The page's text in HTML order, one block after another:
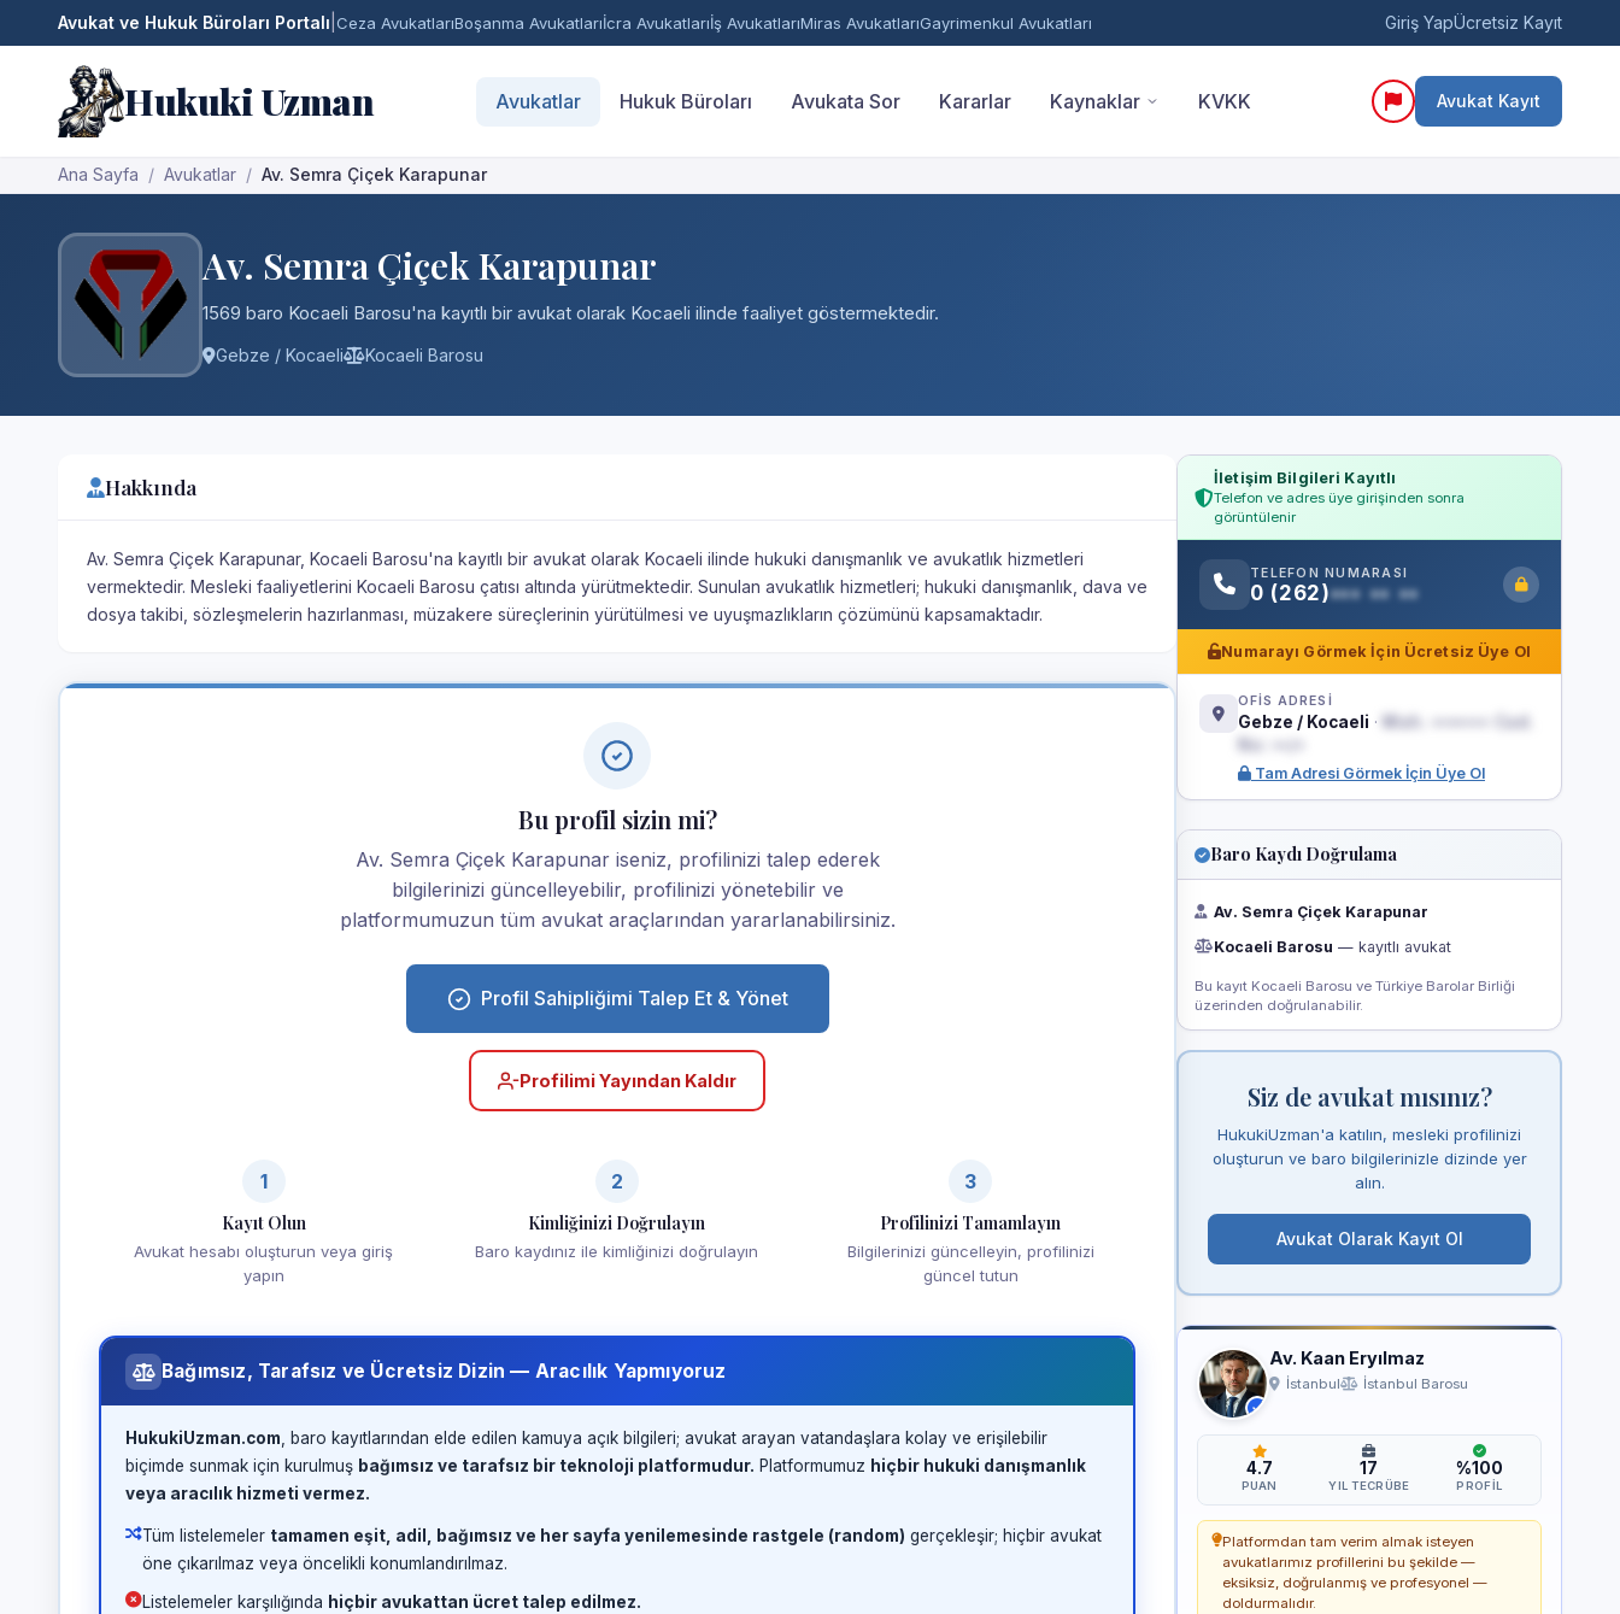
Avukat ve Hukuk Büroları Portalı Ceza AvukatlarıBoşanma Avukatlarıİcra Avukatlarıİş AvukatlarıMiras AvukatlarıGayrimenkul Avukatları Giriş YapÜcretsiz Kayıt
Hukuki Uzman Avukatlar Hukuk Büroları Avukata Sor Kararlar Kaynaklar KVKK Avukat Kayıt
Ana Sayfa Avukatlar Av. Semra Çiçek Karapunar
Av. Semra Çiçek Karapunar
1569 baro Kocaeli Barosu'na kayıtlı bir avukat olarak Kocaeli ilinde faaliyet göstermektedir.
Gebze / Kocaeli Kocaeli Barosu
Hakkında
Av. Semra Çiçek Karapunar, Kocaeli Barosu'na kayıtlı bir avukat olarak Kocaeli ilinde hukuki danışmanlık ve avukatlık hizmetleri
vermektedir. Mesleki faaliyetlerini Kocaeli Barosu çatısı altında yürütmektedir. Sunulan avukatlık hizmetleri; hukuki danışmanlık, dava ve
dosya takibi, sözleşmelerin hazırlanması, müzakere süreçlerinin yürütülmesi ve uyuşmazlıkların çözümünü kapsamaktadır.
Bu profil sizin mi?
Av. Semra Çiçek Karapunar iseniz, profilinizi talep ederek
bilgilerinizi güncelleyebilir, profilinizi yönetebilir ve
platformumuzun tüm avukat araçlarından yararlanabilirsiniz.
Profil Sahipliğimi Talep Et & Yönet
Profilimi Yayından Kaldır
1
Kayıt Olun
Avukat hesabı oluşturun veya giriş
yapın
2
Kimliğinizi Doğrulayın
Baro kaydınız ile kimliğinizi doğrulayın
3
Profilinizi Tamamlayın
Bilgilerinizi güncelleyin, profilinizi
güncel tutun
Bağımsız, Tarafsız ve Ücretsiz Dizin — Aracılık Yapmıyoruz
HukukiUzman.com , baro kayıtlarından elde edilen kamuya açık bilgileri; avukat arayan vatandaşlara kolay ve erişilebilir
biçimde sunmak için kurulmuş bağımsız ve tarafsız bir teknoloji platformudur. Platformumuz hiçbir hukuki danışmanlık
veya aracılık hizmeti vermez.
Tüm listelemeler tamamen eşit, adil, bağımsız ve her sayfa yenilemesinde rastgele (random) gerçekleşir; hiçbir avukat
öne çıkarılmaz veya öncelikli konumlandırılmaz.
Listelemeler karşılığında hiçbir avukattan ücret talep edilmez.
İletişim Bilgileri Kayıtlı
Telefon ve adres üye girişinden sonra
görüntülenir
TELEFON NUMARASI
0 (262)••• •• ••
Numarayı Görmek İçin Ücretsiz Üye Ol
OFİS ADRESİ
Gebze / Kocaeli ·
Mah. ••••••• Cad.
Tam Adresi Görmek İçin Üye Ol
Baro Kaydı Doğrulama
Av. Semra Çiçek Karapunar
Kocaeli Barosu — kayıtlı avukat
Bu kayıt Kocaeli Barosu ve Türkiye Barolar Birliği
üzerinden doğrulanabilir.
Siz de avukat mısınız?
HukukiUzman'a katılın, mesleki profilinizi
oluşturun ve baro bilgilerinizle dizinde yer
alın.
Avukat Olarak Kayıt Ol
Av. Kaan Eryılmaz
İstanbul İstanbul Barosu
4.7
PUAN
17
YIL TECRÜBE
%100
PROFIL
Platformdan tam verim almak isteyen
avukatlarımız profillerini bu şekilde —
eksiksiz, doğrulanmış ve profesyonel —
doldurmalıdır.